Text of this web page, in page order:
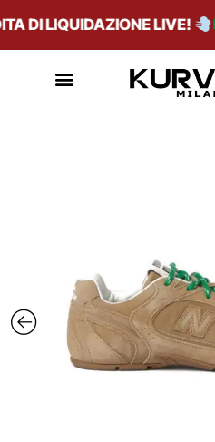
DI LIQUIDAZIONE LIVE!